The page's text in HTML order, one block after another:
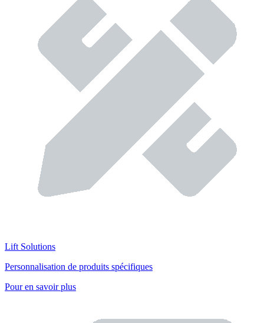
Lift Solutions
Personnalisation de produits spécifiques
Pour en savoir plus